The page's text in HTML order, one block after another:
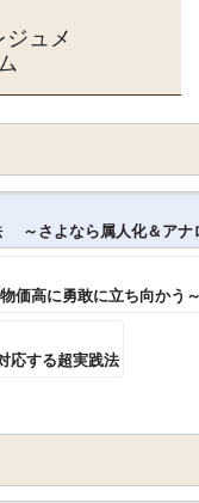
ュメ
～さよなら属人化＆アナ
価高に勇敢に立ち向かう
応する超実践法